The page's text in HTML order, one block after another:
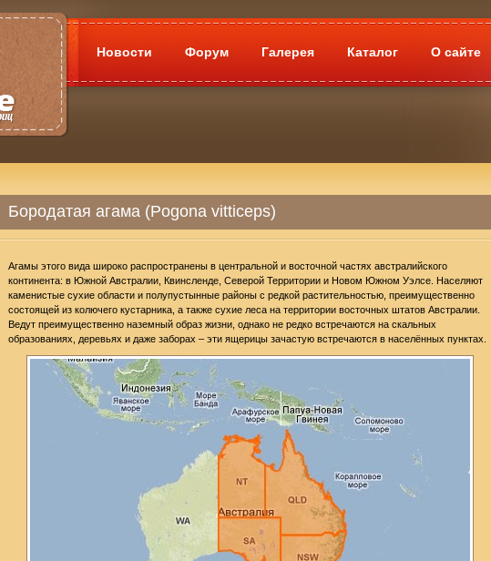
Новости Форум Галерея Каталог О сайте
Бородатая агама (Pogona vitticeps)
Агамы этого вида широко распространены в центральной и восточной частях австралийского
континента: в Южной Австралии, Квинсленде, Северой Территории и Новом Южном Уэлсе. Населяют
каменистые сухие области и полупустынные районы с редкой растительностью, преимущественно
состоящей из колючего кустарника, а также сухие леса на территории восточных штатов Австралии.
Ведут преимущественно наземный образ жизни, однако не редко встречаются на скальных
образованиях, деревьях и даже заборах – эти ящерицы зачастую встречаются в населённых пунктах.